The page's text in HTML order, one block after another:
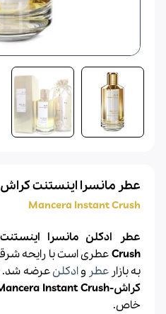
عطر مانسرا اینستنت کراش
Mancera Instant Crush
Crush
به بازارعطر وادکلنعرضه شد.
کراش-Mancera Instant Crush
خاص.